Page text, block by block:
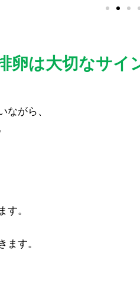
卵は大切なサイ
がら、
す。
す。